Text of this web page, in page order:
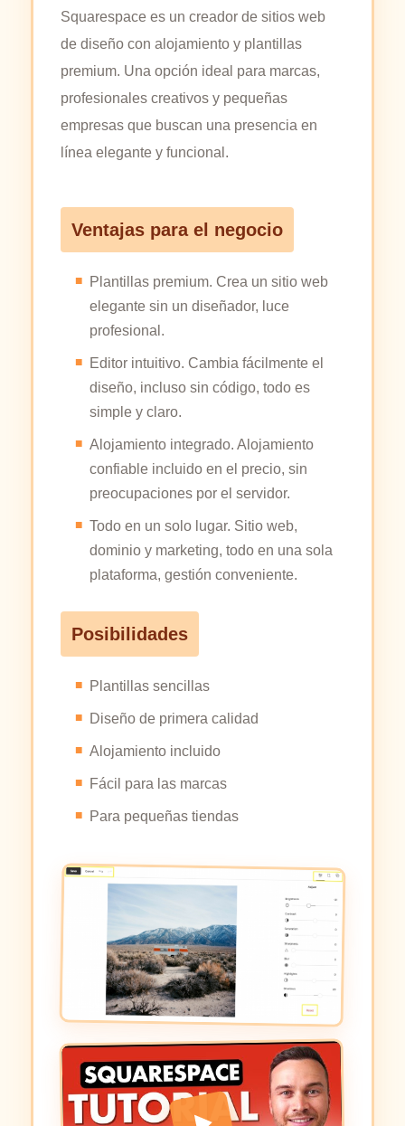
Squarespace es un creador de sitios web
de diseño con alojamiento y plantillas
premium. Una opción ideal para marcas,
profesionales creativos y pequeñas
empresas que buscan una presencia en
línea elegante y funcional.
Ventajas para el negocio
Plantillas premium. Crea un sitio web
elegante sin un diseñador, luce
profesional.
Editor intuitivo. Cambia fácilmente el
diseño, incluso sin código, todo es
simple y claro.
Alojamiento integrado. Alojamiento
confiable incluido en el precio, sin
preocupaciones por el servidor.
Todo en un solo lugar. Sitio web,
dominio y marketing, todo en una sola
plataforma, gestión conveniente.
Posibilidades
Plantillas sencillas
Diseño de primera calidad
Alojamiento incluido
Fácil para las marcas
Para pequeñas tiendas